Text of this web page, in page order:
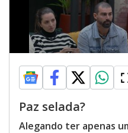
Paz selada?
Alegando ter apenas